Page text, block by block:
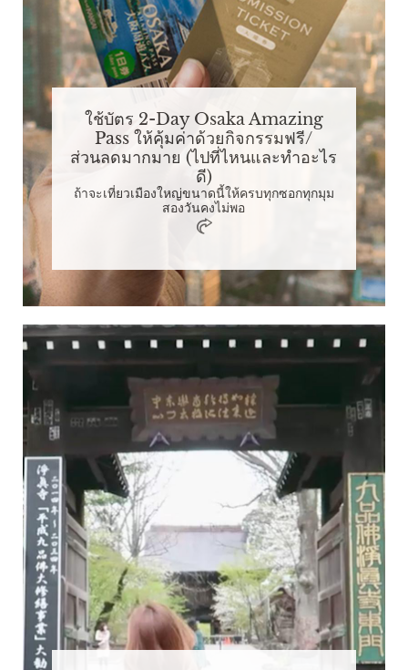
ใช้บัตร 2-Day Osaka Amazing
Pass ให้คุ้มค่าด้วยกิจกรรมฟรี/
ส่วนลดมากมาย (ไปที่ไหนและทำอะไร
ดี)
ถ้าจะเที่ยวเมืองใหญ่ขนาดนี้ให้ครบทุกซอกทุกมุม
สองวันคงไม่พอ